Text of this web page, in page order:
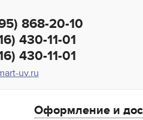
868-20-10
430-11-01
430-11-01
uv.ru
Оформление и